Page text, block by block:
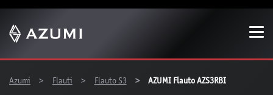
Azumi
Flauti Flauto S3 AZUMI Flauto AZS3RBI